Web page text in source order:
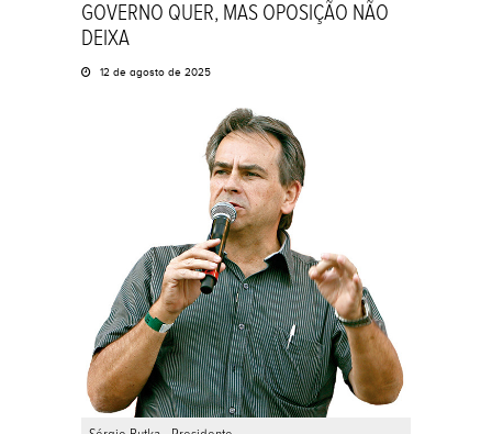
GOVERNO QUER, MAS OPOSIÇÃO NÃO
DEIXA
12 de agosto de 2025